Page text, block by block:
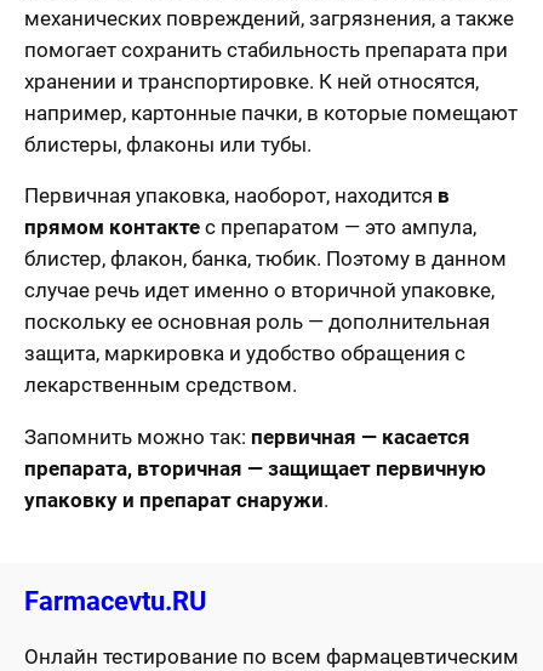
механических повреждений, загрязнения, а также
помогает сохранить стабильность препарата при
хранении и транспортировке. К ней относятся,
например, картонные пачки, в которые помещают
блистеры, флаконы или тубы.
Первичная упаковка, наоборот, находится в
прямом контакте с препаратом — это ампула,
блистер, флакон, банка, тюбик. Поэтому в данном
случае речь идет именно о вторичной упаковке,
поскольку ее основная роль — дополнительная
защита, маркировка и удобство обращения с
лекарственным средством.
Запомнить можно так: первичная — касается
препарата, вторичная — защищает первичную
упаковку и препарат снаружи.
Farmacevtu.RU
Онлайн тестирование по всем фармацевтическим